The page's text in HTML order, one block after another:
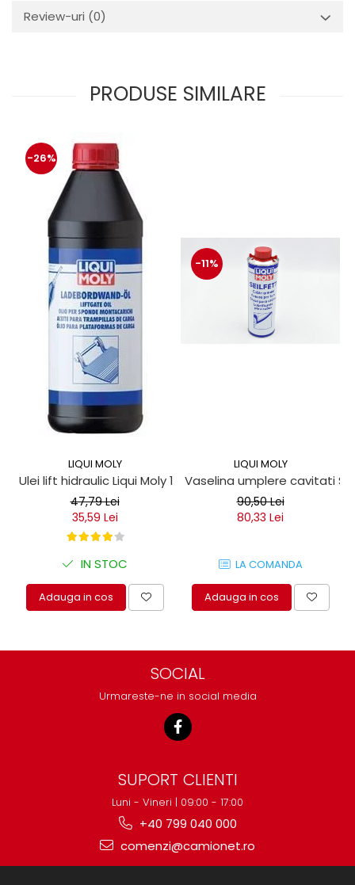
Review-uri (0)
PRODUSE SIMILARE
-26%
LIQUI MOLY
Ulei lift hidraulic Liqui Moly 1 litru
47,79 Lei
35,59 Lei
IN STOC
Adauga in cos
-11%
LIQUI MOLY
Vaselina umplere cavitati
90,50 Lei
80,33 Lei
LA COMANDA
Adauga in cos
SOCIAL
Urmareste-ne in social media
SUPORT CLIENTI
Luni - Vineri | 09:00 - 17:00
+40 799 040 000
comenzi@camionet.ro